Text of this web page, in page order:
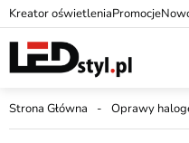
Kreator oświetleniaPromocje
Strona Główna Oprawy